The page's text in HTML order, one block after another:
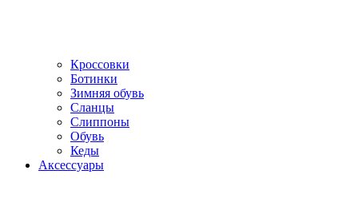
Кроссовки
Ботинки
Зимняя обувь
Сланцы
Слиппоны
Обувь
Кеды
Аксессуары